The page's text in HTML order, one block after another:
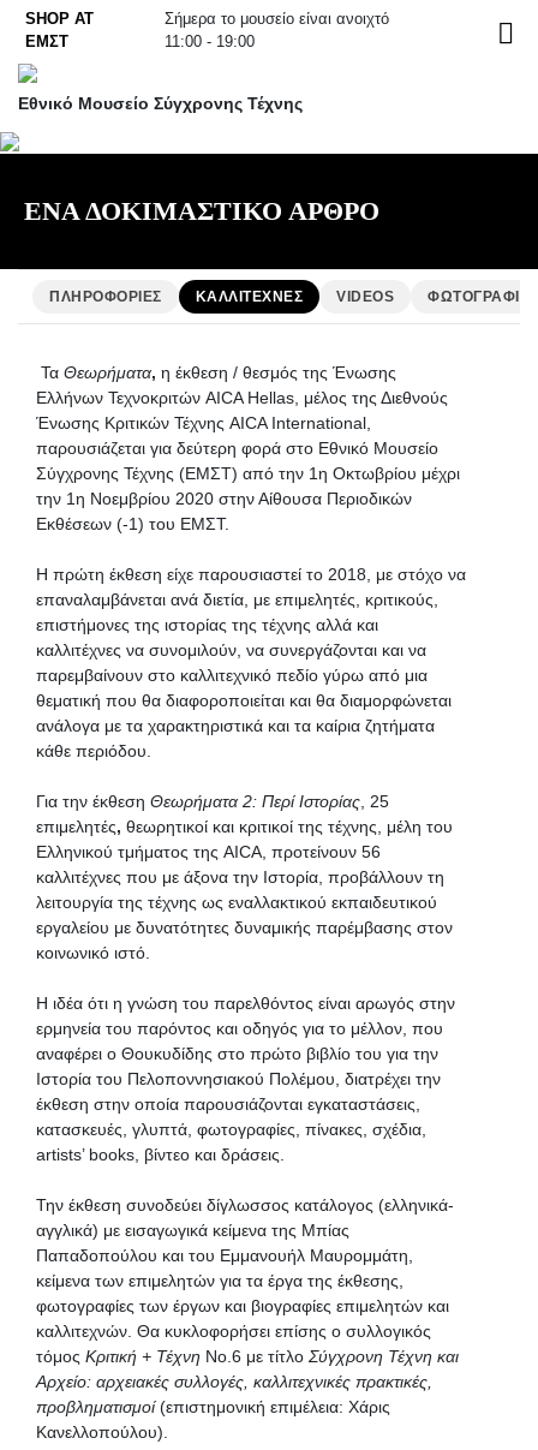
Skip
content
SHOP AT
ΕΜΣΤ
Σήμερα το μουσείο είναι ανοιχτό
11:00 - 19:00
EN
Εθνικό Μουσείο Σύγχρονης Τέχνης
ΕΝΑ ΔΟΚΙΜΑΣΤΙΚΟ ΑΡΘΡΟ
ΠΛΗΡΟΦΟΡΙΕΣ ΚΑΛΛΙΤΕΧΝΕΣ VIDEOS ΦΩΤΟΓΡΑΦΙΕΣ
Τα Θεωρήματα, η έκθεση / θεσμός της Ένωσης
Ελλήνων Τεχνοκριτών AICA Hellas, μέλος της Διεθνούς
Ένωσης Κριτικών Τέχνης AICA International,
παρουσιάζεται για δεύτερη φορά στο Εθνικό Μουσείο
Σύγχρονης Τέχνης (ΕΜΣΤ) από την 1η Οκτωβρίου μέχρι
την 1η Νοεμβρίου 2020 στην Αίθουσα Περιοδικών
Εκθέσεων (-1) του ΕΜΣΤ.
Η πρώτη έκθεση είχε παρουσιαστεί το 2018, με στόχο να
επαναλαμβάνεται ανά διετία, με επιμελητές, κριτικούς,
επιστήμονες της ιστορίας της τέχνης αλλά και
καλλιτέχνες να συνομιλούν, να συνεργάζονται και να
παρεμβαίνουν στο καλλιτεχνικό πεδίο γύρω από μια
θεματική που θα διαφοροποιείται και θα διαμορφώνεται
ανάλογα με τα χαρακτηριστικά και τα καίρια ζητήματα
κάθε περιόδου.
Για την έκθεση Θεωρήματα 2: Περί Ιστορίας , 25
επιμελητές, θεωρητικοί και κριτικοί της τέχνης, μέλη του
Ελληνικού τμήματος της AICA, προτείνουν 56
καλλιτέχνες που με άξονα την Ιστορία, προβάλλουν τη
λειτουργία της τέχνης ως εναλλακτικού εκπαιδευτικού
εργαλείου με δυνατότητες δυναμικής παρέμβασης στον
κοινωνικό ιστό.
Η ιδέα ότι η γνώση του παρελθόντος είναι αρωγός στην
ερμηνεία του παρόντος και οδηγός για το μέλλον, που
αναφέρει ο Θουκυδίδης στο πρώτο βιβλίο του για την
Ιστορία του Πελοποννησιακού Πολέμου, διατρέχει την
έκθεση στην οποία παρουσιάζονται εγκαταστάσεις,
κατασκευές, γλυπτά, φωτογραφίες, πίνακες, σχέδια,
artists’ books, βίντεο και δράσεις.
Την έκθεση συνοδεύει δίγλωσσος κατάλογος (ελληνικά-
αγγλικά) με εισαγωγικά κείμενα της Μπίας
Παπαδοπούλου και του Εμμανουήλ Μαυρομμάτη,
κείμενα των επιμελητών για τα έργα της έκθεσης,
φωτογραφίες των έργων και βιογραφίες επιμελητών και
καλλιτεχνών. Θα κυκλοφορήσει επίσης ο συλλογικός
τόμος Κριτική + Τέχνη Νο.6 με τίτλο Σύγχρονη Τέχνη και
Αρχείο: αρχειακές συλλογές, καλλιτεχνικές πρακτικές,
προβληματισμοί(επιστημονική επιμέλεια: Χάρις
Κανελλοπούλου).